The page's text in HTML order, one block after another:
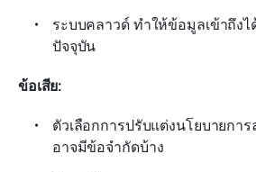
ระบบคลาวด์ ทำให้ข้อมูลเข้าถึงไ
ปัจจุบัน
ข้อเสีย:
ตัวเลือกการปรับแต่งนโยบายกา
อาจมีข้อจำกัดบ้าง